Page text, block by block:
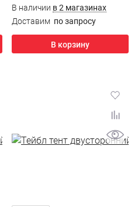
В наличии в 2 магазинах
Доставим по запросу
В корзину